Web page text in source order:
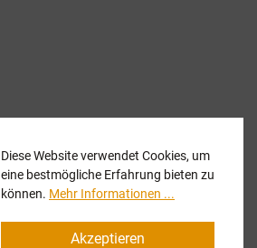
Diese Website verwendet Cookies, um
eine bestmögliche Erfahrung bieten zu
können. Mehr Informationen ...
Akzeptieren